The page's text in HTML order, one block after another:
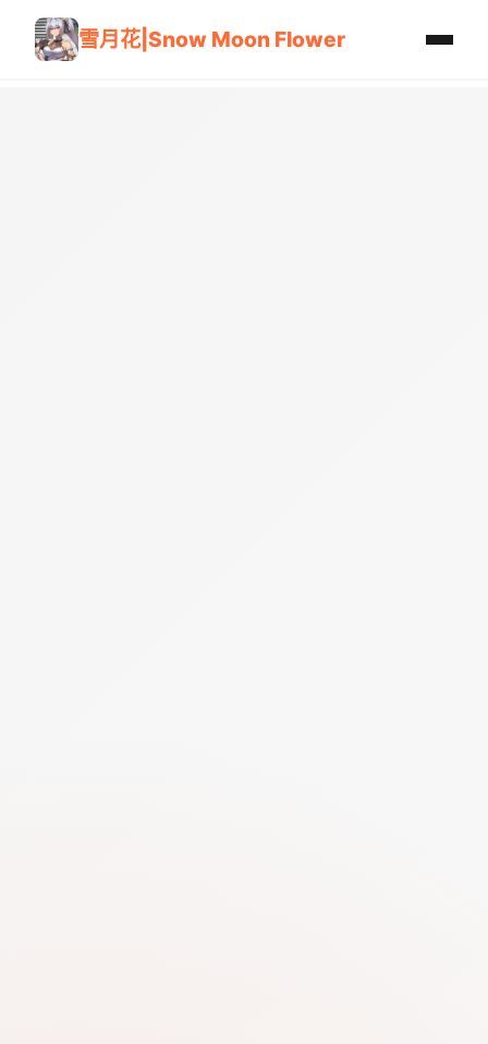
雪月花|Snow Moon Flower